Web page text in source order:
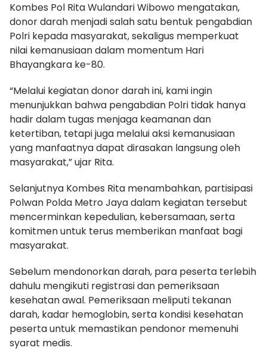
Kombes Pol Rita Wulandari Wibowo mengatakan,
donor darah menjadi salah satu bentuk pengabdian
Polri kepada masyarakat, sekaligus memperkuat
nilai kemanusiaan dalam momentum Hari
Bhayangkara ke-80.
“Melalui kegiatan donor darah ini, kami ingin
menunjukkan bahwa pengabdian Polri tidak hanya
hadir dalam tugas menjaga keamanan dan
ketertiban, tetapi juga melalui aksi kemanusiaan
yang manfaatnya dapat dirasakan langsung oleh
masyarakat,” ujar Rita.
Selanjutnya Kombes Rita menambahkan, partisipasi
Polwan Polda Metro Jaya dalam kegiatan tersebut
mencerminkan kepedulian, kebersamaan, serta
komitmen untuk terus memberikan manfaat bagi
masyarakat.
Sebelum mendonorkan darah, para peserta terlebih
dahulu mengikuti registrasi dan pemeriksaan
kesehatan awal. Pemeriksaan meliputi tekanan
darah, kadar hemoglobin, serta kondisi kesehatan
peserta untuk memastikan pendonor memenuhi
syarat medis.